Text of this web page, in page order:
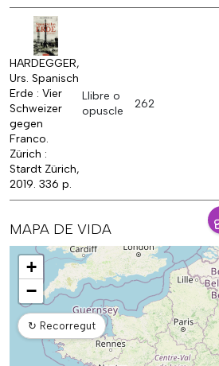
HARDEGGER,
Urs. Spanisch
Erde : Vier
Schweizer
gegen
Franco.
Zürich :
Stardt Zürich,
2019. 336 p.
Llibre o
opuscle
262
MAPA DE VIDA
Mapa
+
−
↻ Recorregut